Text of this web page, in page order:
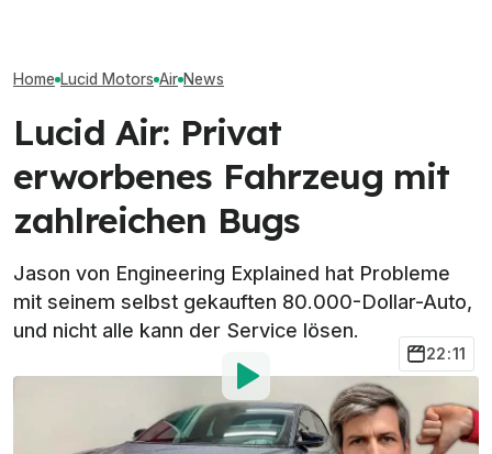
Home Lucid Motors Air News
Lucid Air: Privat
erworbenes Fahrzeug mit
zahlreichen Bugs
Jason von Engineering Explained hat Probleme
mit seinem selbst gekauften 80.000-Dollar-Auto,
und nicht alle kann der Service lösen.
22:11
Stefan Leichsenring
20. Feb.um14:22 Uhr